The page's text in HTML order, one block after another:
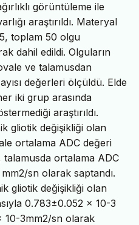
görüntüleme ile
araştırıldı. Materyal
toplam 50 olgu
dahil edildi. Olguların
ve talamusdan
değerleri ölçüldü. Elde
iki grup arasında
araştırıldı.
gliotik değişikliği olan
ortalama ADC değeri
ortalama ADC
sn olarak saptandı.
gliotik değişikliği olan
0.783±0.052 x 10-3
10-3mm2/sn olarak